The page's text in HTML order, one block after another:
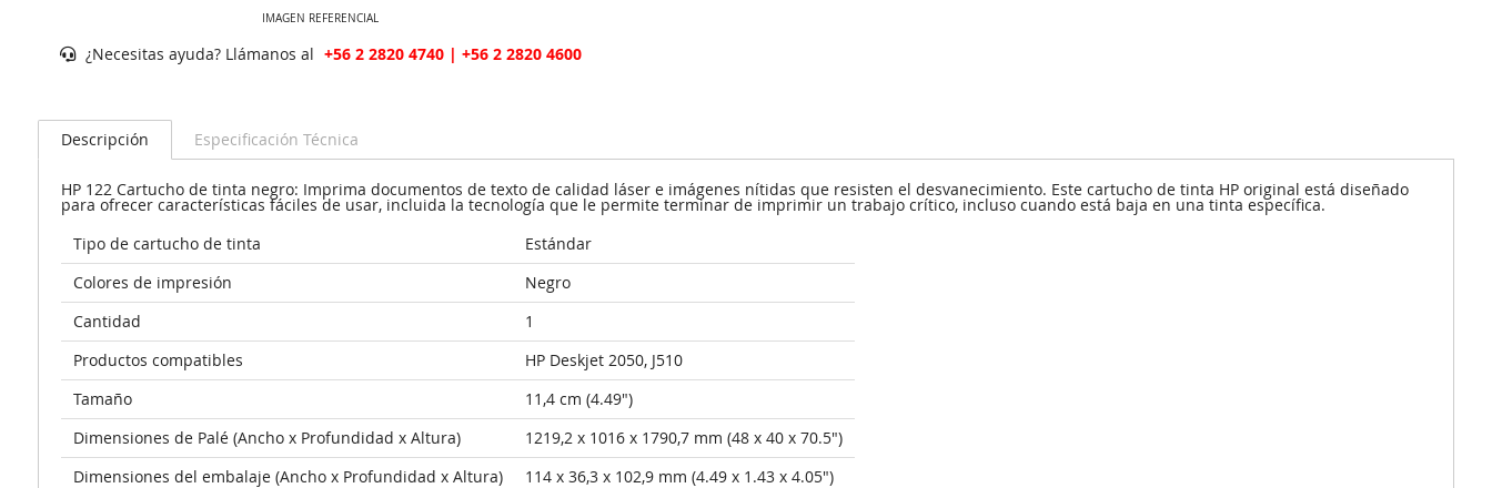
IMAGEN REFERENCIAL
¿Necesitas ayuda? Llámanos al +56 2 2820 4740 | +56 2 2820 4600
Descripción Especificación Técnica
HP 122 Cartucho de tinta negro: Imprima documentos de texto de calidad láser e imágenes nítidas que resisten el desvanecimiento. Este cartucho de tinta HP original está diseñado
para ofrecer características fáciles de usar, incluida la tecnología que le permite terminar de imprimir un trabajo crítico, incluso cuando está baja en una tinta específica.
Tipo de cartucho de tinta
Estándar
Colores de impresión
Negro
Cantidad
1
Productos compatibles
HP Deskjet 2050, J510
Tamaño
11,4 cm (4.49")
Dimensiones de Palé (Ancho x Profundidad x Altura)
1219,2 x 1016 x 1790,7 mm (48 x 40 x 70.5")
Dimensiones del embalaje (Ancho x Profundidad x Altura)
114 x 36,3 x 102,9 mm (4.49 x 1.43 x 4.05")